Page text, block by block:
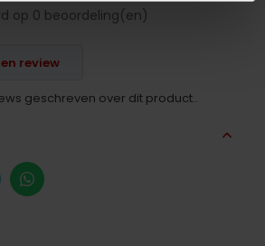
op 0 beoordeling(en)
review
geschreven over dit product..